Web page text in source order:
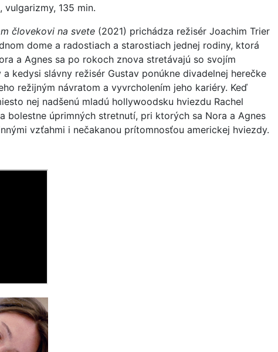
vulgarizmy, 135 min.
človekovi na svete (2021) prichádza režisér Joachim Trier
dome a radostiach a starostiach jednej rodiny, ktorá
a Agnes sa po rokoch znova stretávajú so svojím
kedysi slávny režisér Gustav ponúkne divadelnej herečke
režijným návratom a vyvrcholením jeho kariéry. Keď
nej nadšenú mladú hollywoodsku hviezdu Rachel
bolestne úprimných stretnutí, pri ktorých sa Nora a Agnes
vzťahmi i nečakanou prítomnosťou americkej hviezdy.